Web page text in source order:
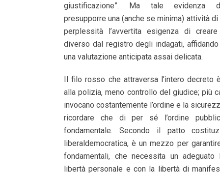
giustificazione”. Ma tale evidenza
presupporre una (anche se minima) attività
perplessità l’avvertita esigenza di
diverso dal registro degli indagati,
una valutazione anticipata assai delicata.
Il filo rosso che attraversa l’intero decreto
alla polizia, meno controllo del giudice; più
invocano costantemente l’ordine e la
ricordare che di per sé l’ordine
fondamentale. Secondo il patto
liberaldemocratica, è un mezzo per
fondamentali, che necessita un adeguato
libertà personale e con la libertà di